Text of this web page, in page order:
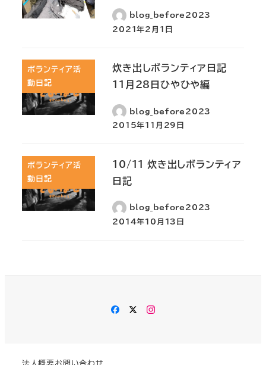
blog_before2023
2021年2月1日
ボランティア活
動日記
炊き出しボランティア日記
11月28日ひやひや編
blog_before2023
2015年11月29日
ボランティア活
動日記
10/11 炊き出しボランティア
日記
blog_before2023
2014年10月13日
Facebook
Twitter
Instagram